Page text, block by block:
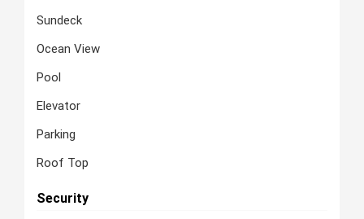
Sundeck
Ocean View
Pool
Elevator
Parking
Roof Top
Security